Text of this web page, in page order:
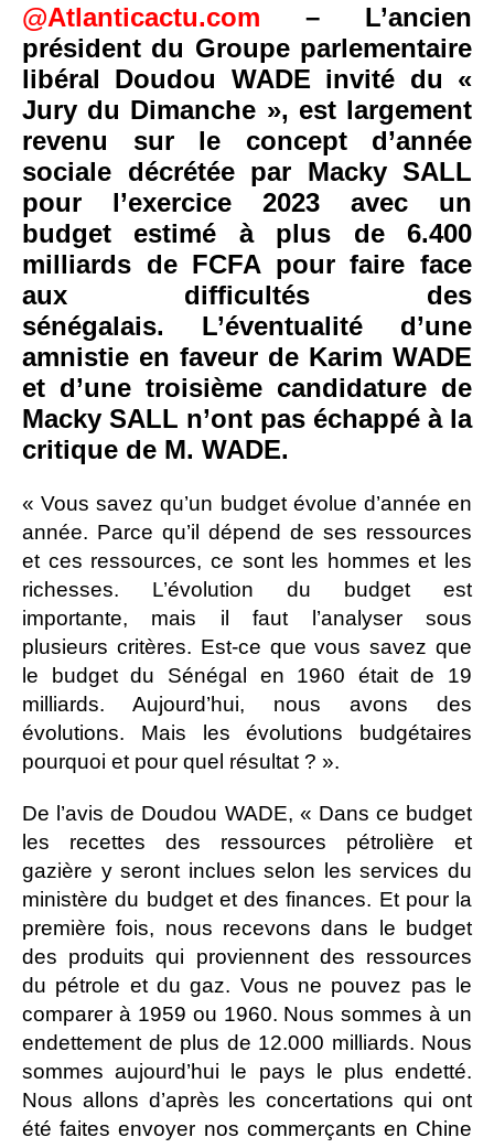
@Atlanticactu.com – L’ancien
président du Groupe parlementaire
libéral Doudou WADE invité du «
Jury du Dimanche », est largement
revenu sur le concept d’année
sociale décrétée par Macky SALL
pour l’exercice 2023 avec un
budget estimé à plus de 6.400
milliards de FCFA pour faire face
aux difficultés des
sénégalais. L’éventualité d’une
amnistie en faveur de Karim WADE
et d’une troisième candidature de
Macky SALL n’ont pas échappé à la
critique de M. WADE.
« Vous savez qu’un budget évolue d’année en
année. Parce qu’il dépend de ses ressources
et ces ressources, ce sont les hommes et les
richesses. L’évolution du budget est
importante, mais il faut l’analyser sous
plusieurs critères. Est-ce que vous savez que
le budget du Sénégal en 1960 était de 19
milliards. Aujourd’hui, nous avons des
évolutions. Mais les évolutions budgétaires
pourquoi et pour quel résultat ? ».
De l’avis de Doudou WADE, « Dans ce budget
les recettes des ressources pétrolière et
gazière y seront inclues selon les services du
ministère du budget et des finances. Et pour la
première fois, nous recevons dans le budget
des produits qui proviennent des ressources
du pétrole et du gaz. Vous ne pouvez pas le
comparer à 1959 ou 1960. Nous sommes à un
endettement de plus de 12.000 milliards. Nous
sommes aujourd’hui le pays le plus endetté.
Nous allons d’après les concertations qui ont
été faites envoyer nos commerçants en Chine